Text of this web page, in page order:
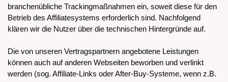
branchenübliche Trackingmaßnahmen ein, soweit diese für den
Betrieb des Affiliatesystems erforderlich sind. Nachfolgend
klären wir die Nutzer über die technischen Hintergründe auf.
Die von unseren Vertragspartnern angebotene Leistungen
können auch auf anderen Webseiten beworben und verlinkt
werden (sog. Affiliate-Links oder After-Buy-Systeme, wenn z.B.